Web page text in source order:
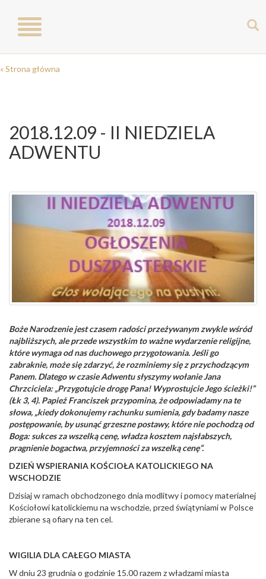
Toggle
navigation
« Strona główna
2018.12.09 - II NIEDZIELA
ADWENTU
Boże Narodzenie jest czasem radości przeżywanym zwykle wśród
najbliższych, ale przede wszystkim to ważne wydarzenie religijne,
które wymaga od nas duchowego przygotowania. Jeśli go
zabraknie, może się zdarzyć, że rozminiemy się z przychodzącym
Panem. Dlatego w czasie Adwentu słyszymy wołanie Jana
Chrzciciela: „Przygotujcie drogę Pana! Wyprostujcie Jego ścieżki!”
(Łk 3, 4). Papież Franciszek przypomina, że odpowiadamy na te
słowa, „kiedy dokonujemy rachunku sumienia, gdy badamy nasze
postępowanie, by usunąć grzeszne postawy, które nie pochodzą od
Boga: sukces za wszelką cenę, władza kosztem najsłabszych,
pragnienie bogactwa, przyjemności za wszelką cenę”.
DZIEŃ WSPIERANIA KOŚCIOŁA KATOLICKIEGO NA
WSCHODZIE
Dzisiaj w ramach obchodzonego dnia modlitwy i pomocy materialnej
Kościołowi katolickiemu na wschodzie, przed świątyniami w Polsce
zbierane są ofiary na ten cel.
WIGILIA DLA CAŁEGO MIASTA
W dniu 23 grudnia o godzinie 15.00 razem z władzami miasta